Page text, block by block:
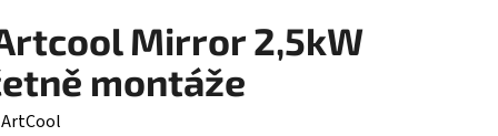
Mirror 2,5kW
montáže
ArtCool